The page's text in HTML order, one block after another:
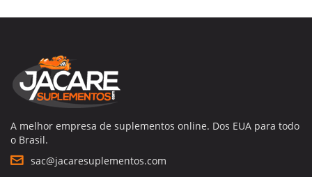
A melhor empresa de suplementos online. Dos EUA para todo
o Brasil.
sac@jacaresuplementos.com